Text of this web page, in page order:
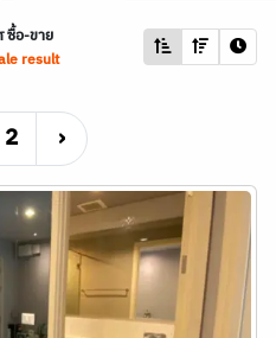
ซื้อ-ขาย
result
2 ›